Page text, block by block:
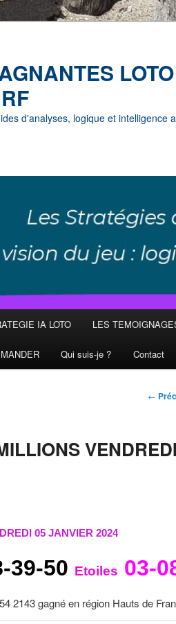
d'analyses, logique et intelligence
IA LOTO LES
Qui suis-je ? Contact
←
VENDREDI
05 JANVIER 2024
39-50 Etoiles 03-
2143 gagné en région Hauts de